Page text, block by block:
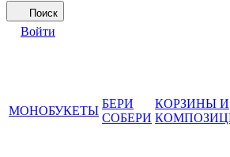
Поиск
Войти
МОНОБУКЕТЫ
БЕРИ
СОБЕРИ
КОРЗИНЫ И